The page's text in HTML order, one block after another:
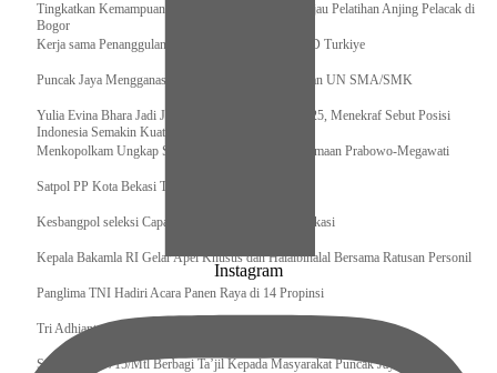
Tingkatkan Kemampuan K9 TNI, Panglima TNI Tinjau Pelatihan Anjing Pelacak di
Bogor
Kerja sama Penanggulangan Bencana BNPB – AFAD Turkiye
Puncak Jaya Mengganas, TNI-POLRI Solid Amankan UN SMA/SMK
Yulia Evina Bhara Jadi Juri Festival Film Cannes 2025, Menekraf Sebut Posisi
Indonesia Semakin Kuat
Menkopolkam Ungkap Spirit Persatuan dan Kebersamaan Prabowo-Megawati
Satpol PP Kota Bekasi Tertibkan PPKS
Kesbangpol seleksi Capaska 736 Siswa/i se-Kota Bekasi
Kepala Bakamla RI Gelar Apel Khusus dan Halalbihalal Bersama Ratusan Personil
Panglima TNI Hadiri Acara Panen Raya di 14 Propinsi
Tri Adhianto : Kota Bekasi Bisa Mempertahankan Keharmonisasian
Satgas Yonif 715/Mtl Berbagi Ta’jil Kepada Masyarakat Puncak Jaya
Instagram